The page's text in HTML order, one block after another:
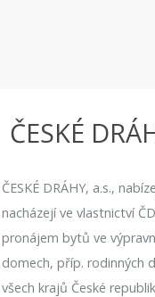
ČESKÉ
ČESKÉ DRÁHY, a.s.,
nacházejí ve vlastnictví
pronájem bytů ve
domech, příp. rodinných
všech krajů České